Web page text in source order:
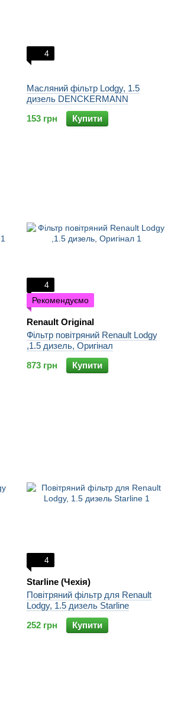
4
Масляний фільтр Lodgy, 1.5
дизель DENCKERMANN
153 грн
Купити
4
Рекомендуємо
Renault Original
Фільтр повітряний Renault Lodgy
,1.5 дизель, Оригінал
873 грн
Купити
4
Starline (Чехія)
Повітряний фільтр для Renault
Lodgy, 1.5 дизель Starline
252 грн
Купити